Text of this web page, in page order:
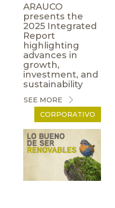
ARAUCO
presents the
2025 Integrated
Report
highlighting
advances in
growth,
investment, and
sustainability
SEE MORE
CORPORATIVO